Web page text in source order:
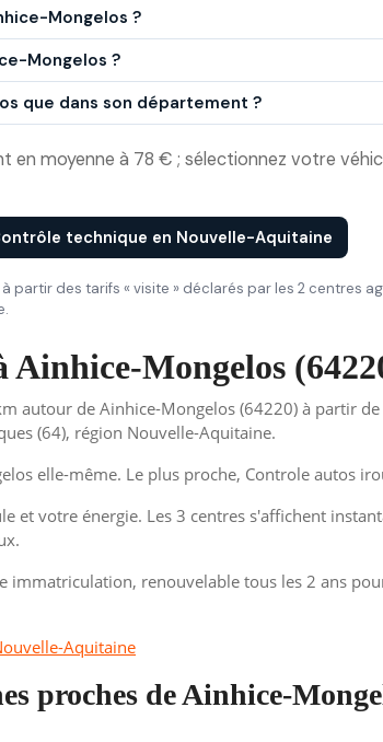
Mongelos ?
Mongelos ?
que dans son département ?
en moyenne à 78 € ; sélectionnez votre
technique en Nouvelle-Aquitaine
partir des tarifs « visite » déclarés par les 2 centres
Ainhice-Mongelos
autour de Ainhice-Mongelos (64220) à partir
(64), région Nouvelle-Aquitaine.
elle-même. Le plus proche, Controle autos
et votre énergie. Les 3 centres s'affichent
renouvelable tous les 2 ans
Aquitaine
proches de Ainhice-